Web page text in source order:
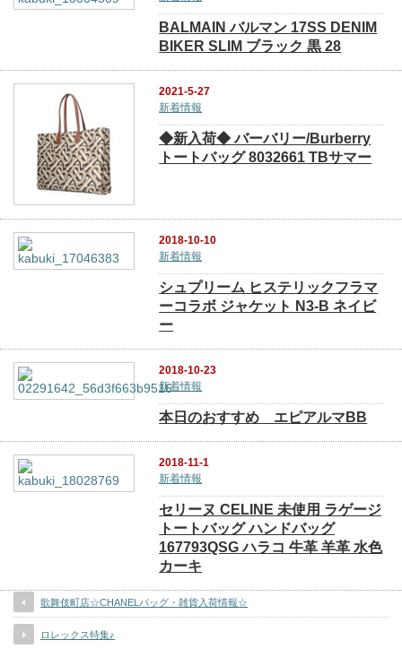
BALMAIN バルマン 17SS DENIM
BIKER SLIM ブラック 黒 28
2021-5-27
新着情報
◆新入荷◆ バーバリー/Burberry
トートバッグ 8032661 TBサマー
2018-10-10
新着情報
シュプリーム ヒステリックフラマ
ーコラボ ジャケット N3-B ネイビ
ー
2018-10-23
新着情報
本日のおすすめ エピアルマBB
2018-11-1
新着情報
セリーヌ CELINE 未使用 ラゲージ
トートバッグ ハンドバッグ
167793QSG ハラコ 牛革 羊革 水色
カーキ
歌舞伎町店☆CHANELバッグ・雑貨入荷情報☆
ロレックス特集♪